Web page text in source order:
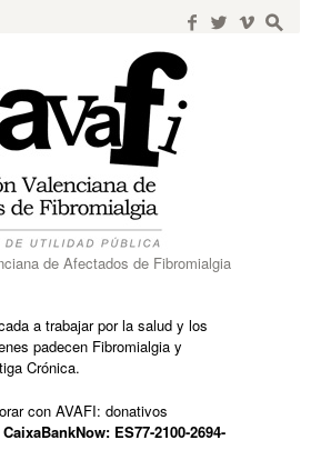
f w i s
de Afectados de Fibromialgia
a trabajar por la salud y los
padecen Fibromialgia y
Crónica.
con AVAFI: donativos
CaixaBankNow: ES77-2100-2694-